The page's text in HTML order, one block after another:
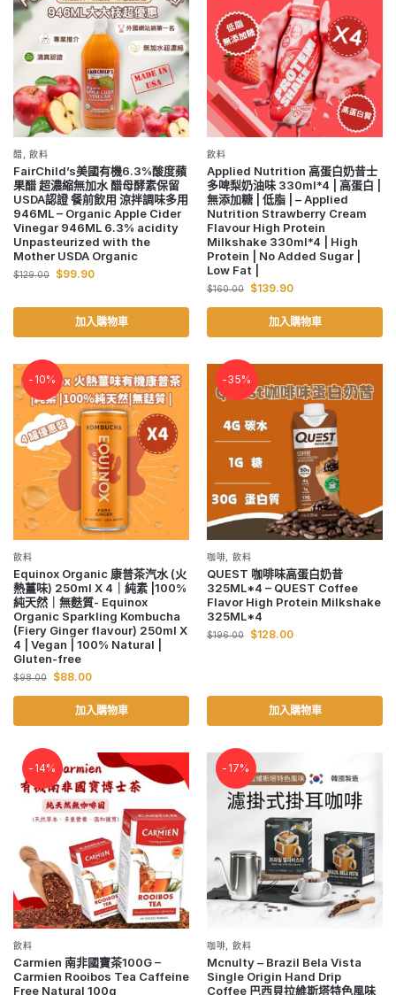
醋 ,飲料
FairChild’s美國有機6.3%酸度蘋
果醋 超濃縮無加水 醋母酵素保留
USDA認證 餐前飲用 涼拌調味多用
946ML – Organic Apple Cider
Vinegar 946ML 6.3% acidity
Unpasteurized with the
Mother USDA Organic
$129.00 $99.90
加入購物車
飲料
Applied Nutrition 高蛋白奶昔士
多啤梨奶油味 330ml*4 | 高蛋白 |
無添加糖 | 低脂 | – Applied
Nutrition Strawberry Cream
Flavour High Protein
Milkshake 330ml*4 | High
Protein | No Added Sugar |
Low Fat |
$160.00 $139.90
加入購物車
-10%
飲料
Equinox Organic 康普茶汽水 (火
熱薑味) 250ml X 4｜純素 |100%
純天然｜無麩質- Equinox
Organic Sparkling Kombucha
(Fiery Ginger flavour) 250ml X
4 | Vegan | 100% Natural |
Gluten-free
$98.00 $88.00
加入購物車
-35%
咖啡 飲料
QUEST 咖啡味高蛋白奶昔
325ML*4 – QUEST Coffee
Flavor High Protein Milkshake
325ML*4
$196.00 $128.00
加入購物車
-14%
飲料
Carmien 南非國寶茶100G –
Carmien Rooibos Tea Caffeine
Free Natural 100g
-17%
咖啡 飲料
Mcnulty – Brazil Bela Vista
Single Origin Hand Drip
Coffee 巴西貝拉維斯塔特色風味